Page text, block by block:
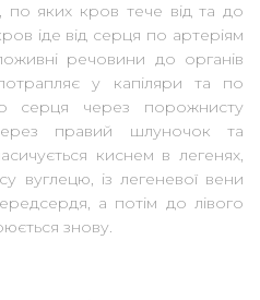
по яких кров тече від та до
іде від серця по артеріям
речовини до органів
у капіляри та по
серця через порожнисту
правий шлуночок та
киснем в легенях,
вуглецю, із легеневої вени
а потім до лівого
знову.